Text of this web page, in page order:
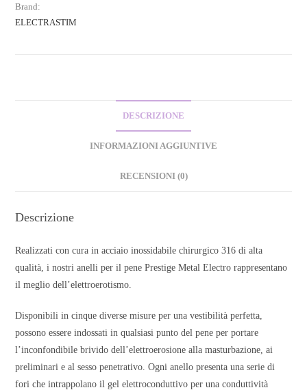
Brand:
ELECTRASTIM
DESCRIZIONE
INFORMAZIONI AGGIUNTIVE
RECENSIONI (0)
Descrizione
Realizzati con cura in acciaio inossidabile chirurgico 316 di alta
qualità, i nostri anelli per il pene Prestige Metal Electro rappresentano
il meglio dell’elettroerotismo.
Disponibili in cinque diverse misure per una vestibilità perfetta,
possono essere indossati in qualsiasi punto del pene per portare
l’inconfondibile brivido dell’elettroerosione alla masturbazione, ai
preliminari e al sesso penetrativo. Ogni anello presenta una serie di
fori che intrappolano il gel elettroconduttivo per una conduttività